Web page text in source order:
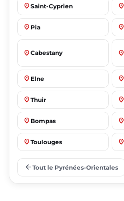
place Saint-Cyprien place
place Pia place
place Cabestany place
place Elne place
place Thuir place
place Bompas place
place Toulouges place
place
arrow_back Tout le Pyrénées-Orientales